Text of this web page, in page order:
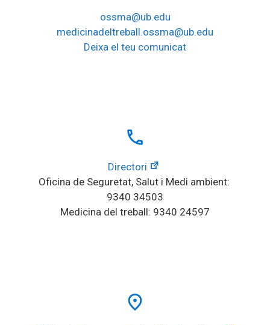
ossma@ub.edu
medicinadeltreball.ossma@ub.edu
Deixa el teu comunicat
local_phone
Directori
Oficina de Seguretat, Salut i Medi ambient:
9340 34503
Medicina del treball: 9340 24597
place